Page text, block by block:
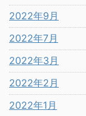
2022年9月
2022年7月
2022年3月
2022年2月
2022年1月